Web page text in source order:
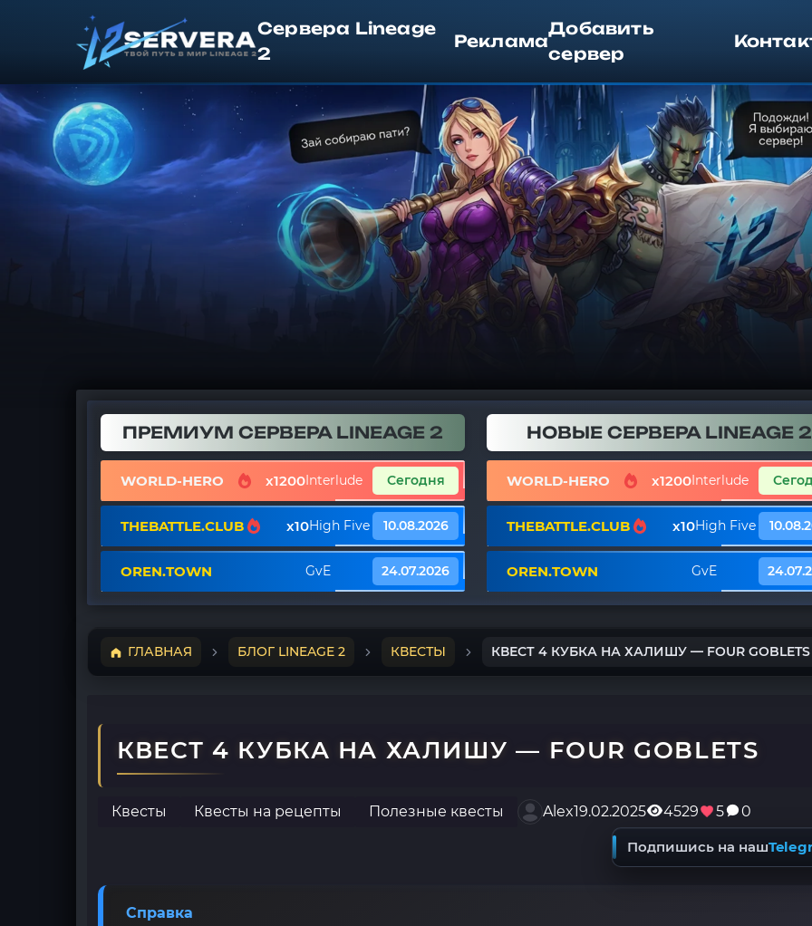
Сервера Lineage
2
Реклама
Добавить
сервер
ПРЕМИУМ СЕРВЕРА LINEAGE 2
WORLD-HERO x1200Interlude Сегодня
THEBATTLE.CLUB x10High Five 10.08.2026
OREN.TOWN GvE 24.07.2026
НОВЫЕ СЕРВЕРА LINEAGE 2
WORLD-HERO x1200Interlude
THEBATTLE.CLUB x10High Five
OREN.TOWN GvE
ГЛАВНАЯ БЛОГ LINEAGE 2 КВЕСТЫ КВЕСТ 4 КУБКА НА ХАЛИШУ — FOUR GOBLETS
КВЕСТ 4 КУБКА НА ХАЛИШУ — FOUR GOBLETS
Квесты Квесты на рецепты Полезные квесты Alex19.02.2025 4529 5 0
Подпишись на наш
Справка